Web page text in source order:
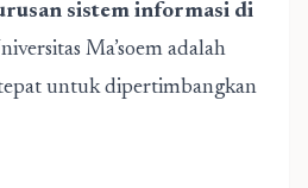
sistem informasi di
Ma’soem adalah
untuk dipertimbangkan